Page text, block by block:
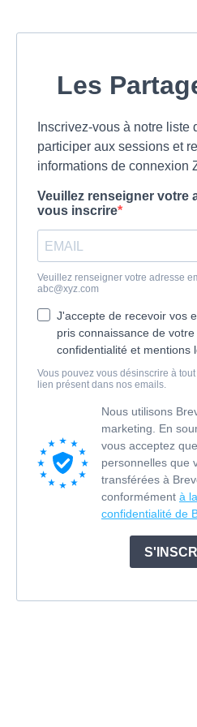
Les
Inscrivez-vous à notre liste
participer aux sessions et
informations de connexion
Veuillez renseigner votre
vous inscrire
Veuillez renseigner votre adresse
abc@xyz.com
J'accepte de recevoir vos
pris connaissance de
confidentialité et mentions
Vous pouvez vous désinscrire à
lien présent dans nos emails.
Nous utilisons
marketing. En
vous acceptez
personnelles que
transférées à
conformément à
confidentialité de